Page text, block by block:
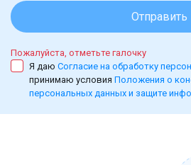
Отправить
Пожалуйста, отметьте галочку
Я даю Согласие на обработку
принимаю условия Положения о
персональных данных и защите